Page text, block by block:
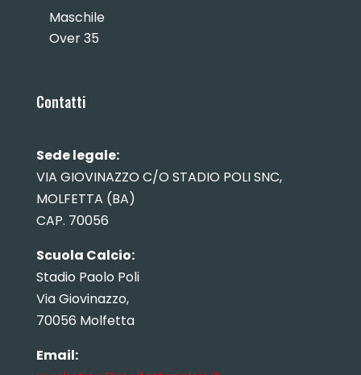
Maschile
Over 35
Contatti
Sede legale:
VIA GIOVINAZZO C/O STADIO POLI SNC,
MOLFETTA (BA)
CAP. 70056
Scuola Calcio:
Stadio Paolo Poli
Via Giovinazzo,
70056 Molfetta
Email: